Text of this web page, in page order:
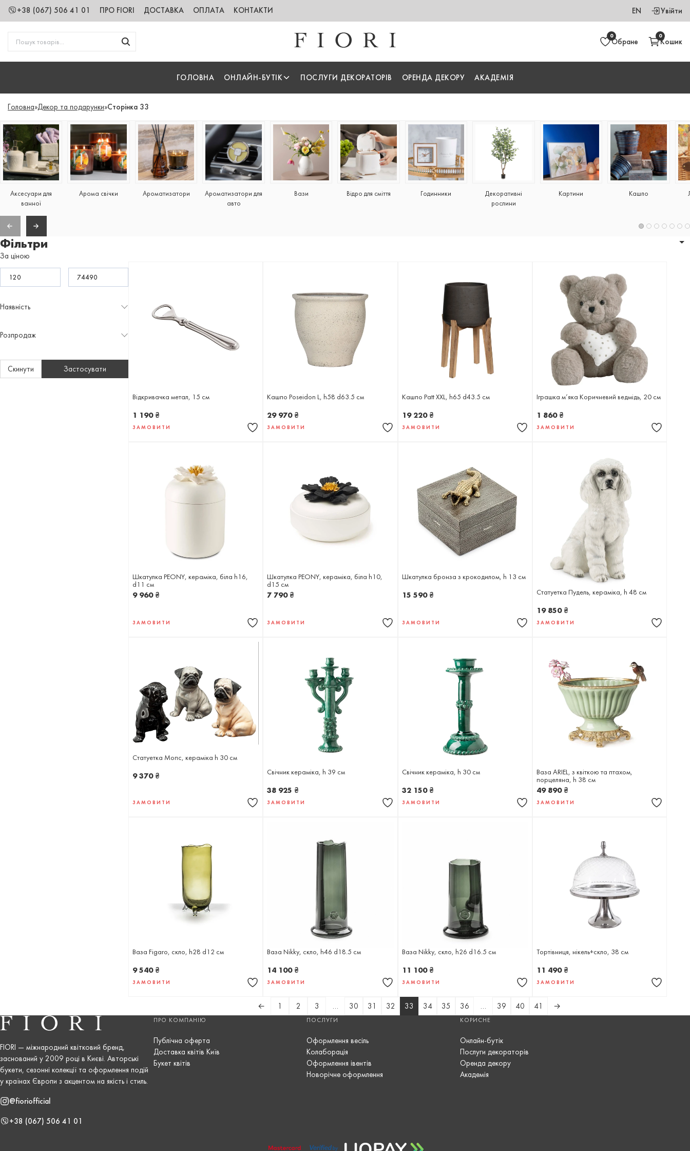
+38 (067) 506 41 01 ПРО FIORI ДОСТАВКА ОПЛАТА КОНТАКТИ EN Увійти
0
Обране
0
Кошик
ГОЛОВНА ОНЛАЙН-БУТІК ПОСЛУГИ ДЕКОРАТОРІВ ОРЕНДА ДЕКОРУ АКАДЕМІЯ
Головна»Декор та подарунки»Сторінка 33
Аксесуари для
ванної
Арома свічки Ароматизатори
Ароматизатори для
авто
Вази Відро для сміття Годинники
Декоративні
рослини
Картини Кашпо
Фільтри
За ціною
Наявність
Розпродаж
Застосувати
Скинути
Відкривачка метал, 15 см
1 190 ₴
ЗАМОВИТИ
Кашпо Poseidon L, h58 d63.5 см
29 970 ₴
ЗАМОВИТИ
Кашпо Patt XXL, h65 d43.5 cм
19 220 ₴
ЗАМОВИТИ
Іграшка м’яка Коричневий ведмідь, 20 см
1 860 ₴
ЗАМОВИТИ
Шкатулка PEONY, кераміка, біла h16,
d11 см
9 960 ₴
ЗАМОВИТИ
Шкатулка PEONY, кераміка, біла h10,
d15 см
7 790 ₴
ЗАМОВИТИ
Шкатулка бронза з крокодилом, h 13 см
15 590 ₴
ЗАМОВИТИ
Статуетка Пудель, кераміка, h 48 см
19 850 ₴
ЗАМОВИТИ
Статуетка Мопс, кераміка h 30 см
9 370 ₴
ЗАМОВИТИ
Свічник кераміка, h 39 см
38 925 ₴
ЗАМОВИТИ
Свічник кераміка, h 30 см
32 150 ₴
ЗАМОВИТИ
Ваза ARIEL, з квіткою та птахом,
порцеляна, h 38 см
49 890 ₴
ЗАМОВИТИ
Ваза Figaro, скло, h28 d12 см
9 540 ₴
ЗАМОВИТИ
Ваза Nikky, скло, h46 d18.5 см
14 100 ₴
ЗАМОВИТИ
Ваза Nikky, скло, h26 d16.5 см
11 100 ₴
ЗАМОВИТИ
Тортівниця, нікель+скло, 38 см
11 490 ₴
ЗАМОВИТИ
← 1 2 3 … 30 31 32 33 34 35 36 … 39 40 41 →
FIORI — міжнародний квітковий бренд,
заснований у 2009 році в Києві. Авторські
букети, сезонні колекції та оформлення подій
у країнах Європи з акцентом на якість і стиль.
@fioriofficial
+38 (067) 506 41 01
ПРО КОМПАНІЮ
Публічна оферта
Доставка квітів Київ
Букет квітів
ПОСЛУГИ
Оформлення весіль
Колаборація
Оформлення івентів
Новорічне оформлення
КОРИСНЕ
Онлайн-бутік
Послуги декораторів
Оренда декору
Академія